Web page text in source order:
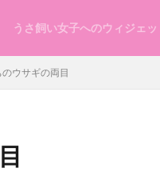
うさ飼い女子へのウィジェッ
のウサギの両目